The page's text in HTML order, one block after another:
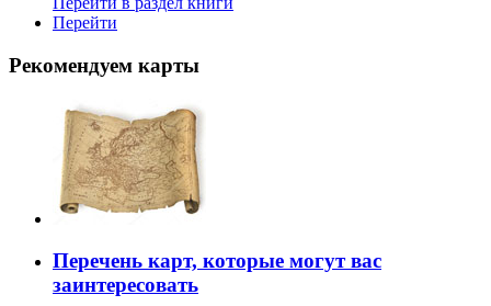
Перейти
Рекомендуем карты
Перечень карт, которые могут вас
заинтересовать